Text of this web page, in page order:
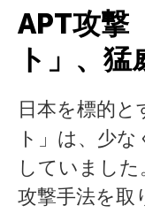
APT攻撃
ト」、
日本を標的と
ト」は、少
していまし
攻撃手法を取